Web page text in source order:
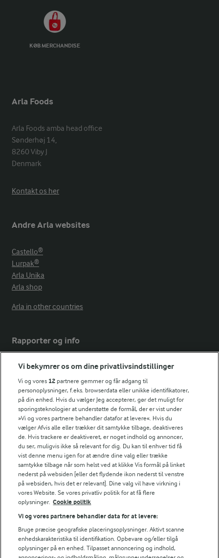
KØB MERCHANDISE
Arla Foods
Arla Foods amba head office
Sønderhøj 14,
8260 Viby J
Denmark
Kontakt os her
Andre Arla websites
Castello®
Lurpak®
Arla Unika
Arla shop
Arla in other countries
Rapporter og info
Årsrapport
FarmAhead™ Check rapport
Andelshaverinfo: Mælkepris
Fødevarestyrelsens smiley-rapporter for Arla Foods
Fødevarestyrelsens smiley-rapporter for Jörd
Fødevarestyrelsens smiley-rapporter for Lurpak PB
Følg
Vi bekymrer os om dine privatlivsindstillinger
Vi og vores 12 partnere gemmer og får adgang til
personoplysninger, f.eks. browserdata eller unikke identifikatorer,
på din enhed. Hvis du vælger Jeg accepterer, gør det muligt for
sporingsteknologier at understøtte de formål, der er vist under
»Vi og vores partnere behandler datafor at levere«. Hvis du
vælger Afvis alle eller trækker dit samtykke tilbage, deaktiveres
de. Hvis trackere er deaktiveret, er noget indhold og annoncer,
du ser, muligvis ikke så relevant for dig. Du kan til enhver tid få
vist denne menu igen for at ændre dine valg eller trække
samtykke tilbage når som helst ved at klikke Vis formål på linket
nederst på websiden [eller det flydende ikon nederst til venstre
på websiden, hvis det er relevant]. Dine valg vil have virkning i
vores Website. Se vores privatliv politik for at få flere
oplysninger. Cookie politik
Vi og vores partnere behandler data for at levere:
Bruge præcise geografiske placeringsoplysninger. Aktivt scanne
enhedskarakteristika til identifikation. Opbevare og/eller tilgå
oplysninger på en enhed. Tilpasset annoncering og indhold,